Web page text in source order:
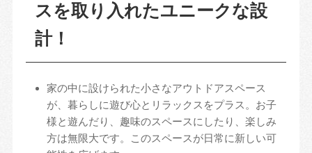
スを取り入れたユニークな設
計！
家の中に設けられた小さなアウトドアスペース
が、暮らしに遊び心とリラックスをプラス。お子
様と遊んだり、趣味のスペースにしたり、楽しみ
方は無限大です。このスペースが日常に新しい可